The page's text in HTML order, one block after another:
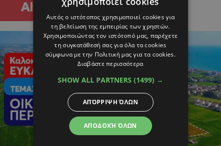
Αυτός ο ιστότοπος χρησιμοποιεί cookies για
τη βελτίωση της εμπειρίας των χρηστών.
Χρησιμοποιώντας τον ιστότοπό μας, παρέχετε
τη συγκατάθεσή σας για όλα τα cookies
σύμφωνα με την Πολιτική μας για τα cookies.
Διαβάστε περισσότερα
SHOW ALL PARTNERS (1499) →
ΑΠΟΔΟΧΉ ΌΛΩΝ
ΑΠΌΡΡΙΨΗ ΌΛΩΝ